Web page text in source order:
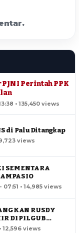
I Perintah PPK
• 135,450 views
di Palu Ditangkap
views
SEMENTARA
• 14,985 views
RUSDY
DI PILGUB
12,596 views